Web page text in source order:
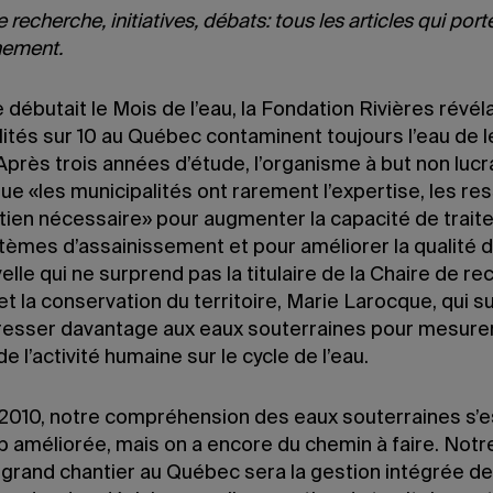
recherche, initiatives, débats: tous les articles qui
débutait le Mois de l’eau, la Fondation Rivières
sur 10 au Québec contaminent toujours l’eau de
trois années d’étude, l’organisme à but non
«les municipalités ont rarement l’expertise, les
nécessaire» pour augmenter la capacité de
d’assainissement et pour améliorer la qualité
qui ne surprend pas la titulaire de la Chaire de
et la conservation du territoire, Marie Larocque, qui
davantage aux eaux souterraines pour
l’activité humaine sur le cycle de l’eau.
notre compréhension des eaux souterraines
améliorée, mais on a encore du chemin à faire.
chantier au Québec sera la gestion intégrée de